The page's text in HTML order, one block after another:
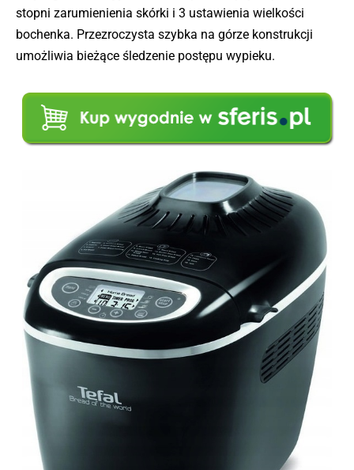
stopni zarumienienia skórki i 3 ustawienia wielkości
bochenka. Przezroczysta szybka na górze konstrukcji
umożliwia bieżące śledzenie postępu wypieku.